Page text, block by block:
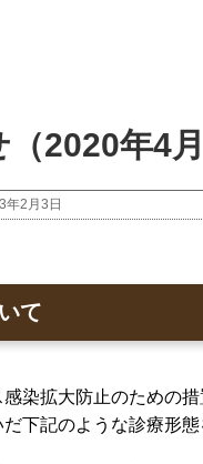
2020年4月
年2月3日
て
染拡大防止のための
下記のような診療形態